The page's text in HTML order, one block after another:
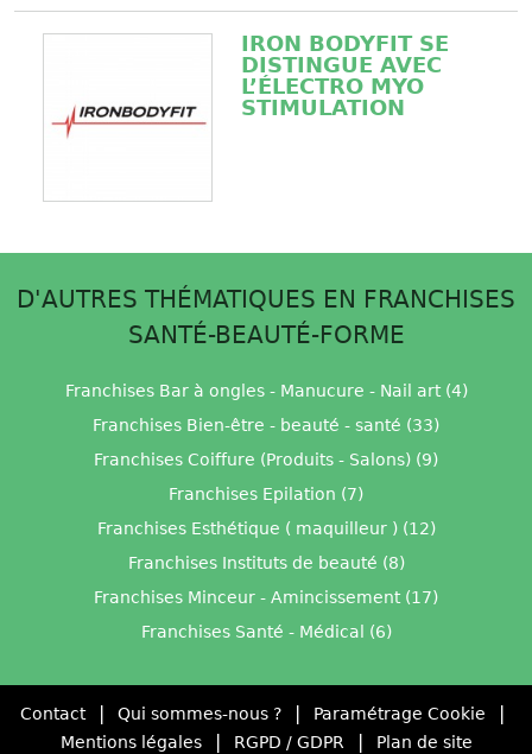
IRON BODYFIT SE
DISTINGUE AVEC
L’ÉLECTRO MYO
STIMULATION
D'AUTRES THÉMATIQUES EN FRANCHISES
SANTÉ-BEAUTÉ-FORME
Franchises Bar à ongles - Manucure - Nail art (4)
Franchises Bien-être - beauté - santé (33)
Franchises Coiffure (Produits - Salons) (9)
Franchises Epilation (7)
Franchises Esthétique ( maquilleur ) (12)
Franchises Instituts de beauté (8)
Franchises Minceur - Amincissement (17)
Franchises Santé - Médical (6)
Contact Qui sommes-nous ? Paramétrage Cookie
Mentions légales RGPD / GDPR Plan de site